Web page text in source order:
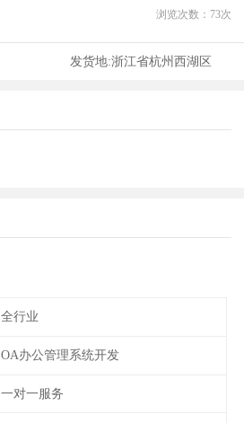
浏览次数： 73次
发货地:浙江省杭州西湖区
全行业
OA办公管理系统开发
一对一服务